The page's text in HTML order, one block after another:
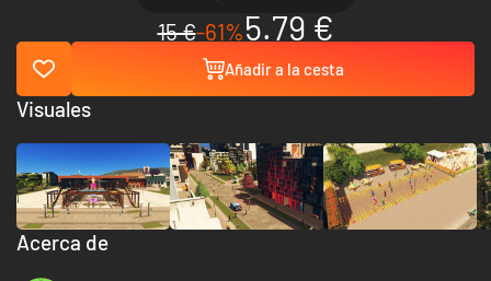
15 €-61%5.79 €
Añadir a la cesta
Acerca de
Visuales